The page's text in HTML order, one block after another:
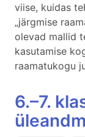
viise, kuidas
„järgmise
olevad mallid
kasutamise
raamatukogu
6.–7.